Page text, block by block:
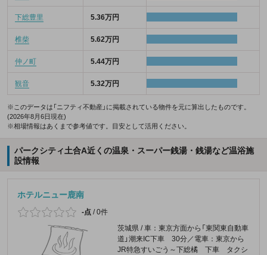
下総豊里 5.36万円
椎柴 5.62万円
仲ノ町 5.44万円
観音 5.32万円
※このデータは「ニフティ不動産」に掲載されている物件を元に算出したものです。
(2026年8月6日現在)
※相場情報はあくまで参考値です。目安として活用ください。
パークシティ土合A近くの温泉・スーパー銭湯・銭湯など温浴施
設情報
ホテルニュー鹿南
-点 /0件
茨城県 / 車：東京方面から「東関東自動車
道」潮来IC下車 30分／電車：東京から
JR特急すいごう～下総橘 下車 タクシ